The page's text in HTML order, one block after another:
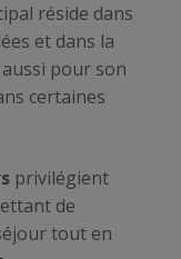
réside dans
et dans la
pour son
certaines
privilégient
de
tout en